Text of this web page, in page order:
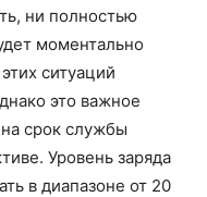
ни полностью
моментально
ситуаций
это важное
срок службы
Уровень заряда
в диапазоне от 20